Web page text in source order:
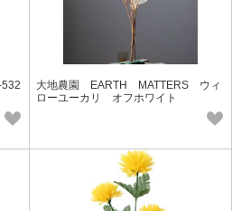
大地農園 EARTH MATTERS ウィ
ローユーカリ オフホワイト